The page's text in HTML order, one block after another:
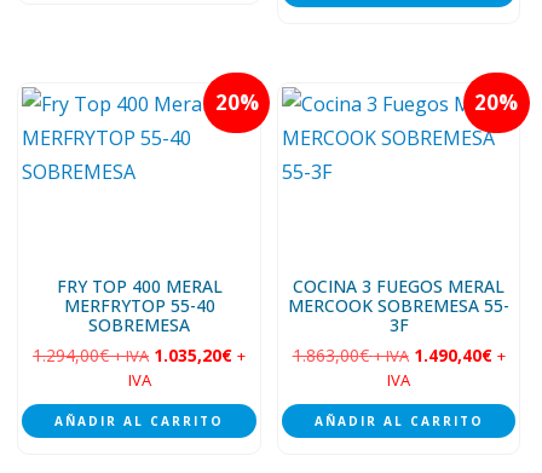
20
FRY TOP 400 MERAL
MERFRYTOP 55-40
SOBREMESA
1.294,00€ + IVA 1.035,20€ +
IVA
AÑADIR AL CARRITO
20
COCINA 3 FUEGOS MERAL
MERCOOK SOBREMESA 55-
3F
1.863,00€ + IVA 1.490,40€ +
IVA
AÑADIR AL CARRITO